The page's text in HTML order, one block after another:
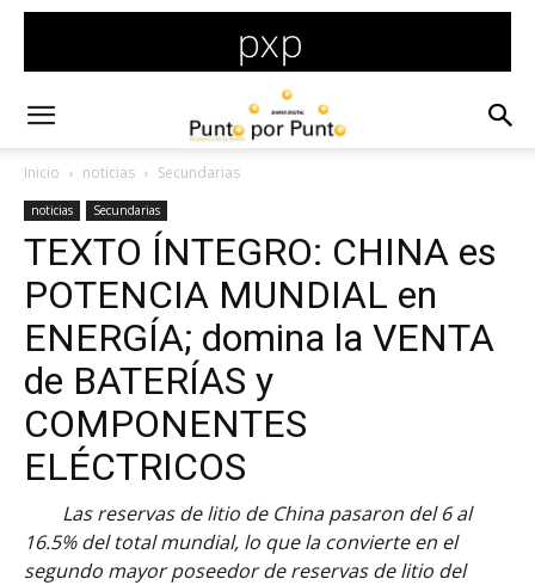
Inicio noticias Secundarias
noticias Secundarias
TEXTO ÍNTEGRO: CHINA es
POTENCIA MUNDIAL en
ENERGÍA; domina la VENTA
de BATERÍAS y
COMPONENTES
ELÉCTRICOS
Las reservas de litio de China pasaron del 6 al
16.5% del total mundial, lo que la convierte en el
segundo mayor poseedor de reservas de litio del